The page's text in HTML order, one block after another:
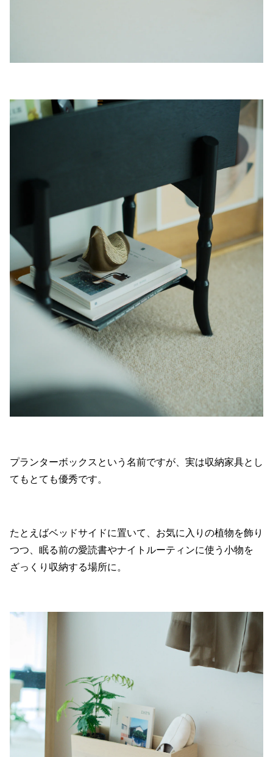
プランターボックスという名前ですが、実は収納家具とし
てもとても優秀です。
たとえばベッドサイドに置いて、お気に入りの植物を飾り
つつ、眠る前の愛読書やナイトルーティンに使う小物を
ざっくり収納する場所に。